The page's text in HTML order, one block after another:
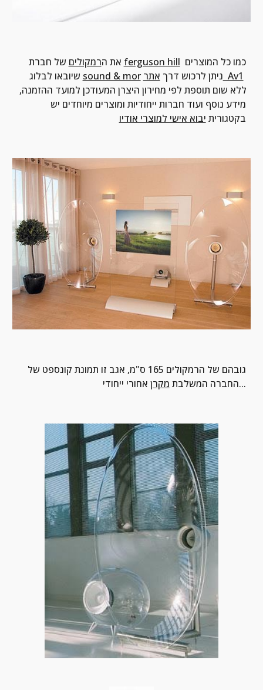
את הרמקולים ferguson hill
sound & mor ניתן לרכוש דרך אתר  Av1
בקטגורית יבוא אישי למוצרי אודיו
החברה המשלבת מקרן אחורי ייחודי...